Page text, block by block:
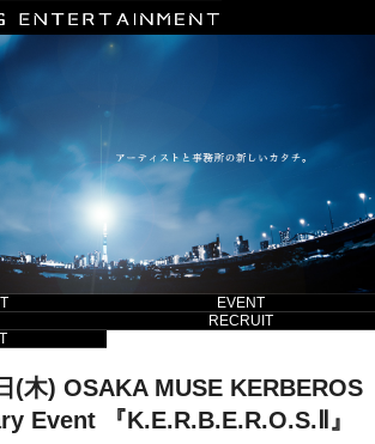
EVENT
RECRUIT
(木) OSAKA MUSE KERBEROS
Event 『K.E.R.B.E.R.O.S.Ⅱ』